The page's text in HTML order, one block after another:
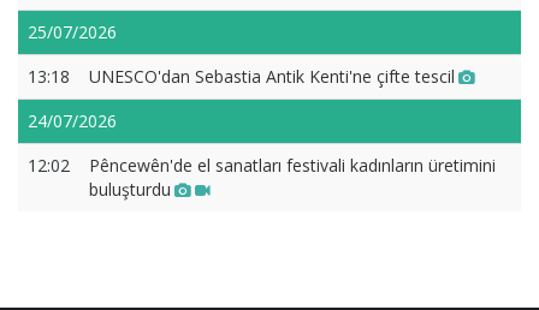
25/07/2026
13:18
UNESCO'dan Sebastia Antik Kenti'ne çifte tescil
24/07/2026
12:02
Pêncewên'de el sanatları festivali kadınların üretimini
buluşturdu